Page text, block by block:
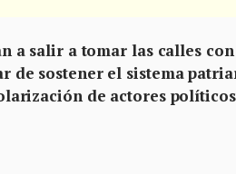
a salir a tomar las calles
de sostener el sistema
de actores